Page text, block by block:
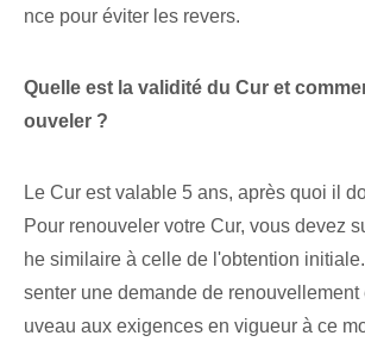
nce pour éviter les revers.
Quelle est la validité du Cur et
ouveler ?
Le Cur est valable 5 ans, après quoi il
Pour renouveler votre Cur, vous devez
he similaire à celle de l'obtention
senter une demande de renouvellement
uveau aux exigences en vigueur à ce